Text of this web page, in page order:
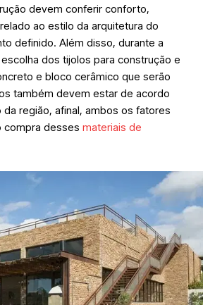
devem conferir conforto,
ao estilo da arquitetura do
definido. Além disso, durante a
dos tijolos para construção e
e bloco cerâmico que serão
também devem estar de acordo
região, afinal, ambos os fatores
compra desses materiais de